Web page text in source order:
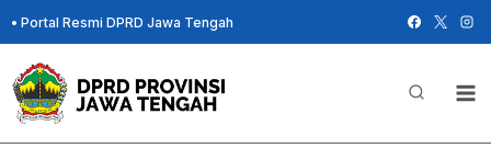
Skip
to
content
• Portal Resmi DPRD Jawa Tengah